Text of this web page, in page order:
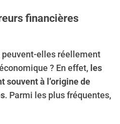
financières
elles réellement
? En effet, les
souvent à l’origine de
. Parmi les plus fréquentes,